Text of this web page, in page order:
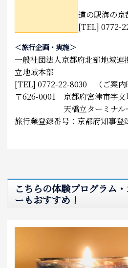
道の駅海の京
[TEL] 0772-
＜旅行企画・実施＞
一般社団法人京都府北部地域
立地域本部
[TEL] 0772-22-8030 （ご案内
〒626-0001 京都府宮津市字文
天橋立ターミナルセ
旅行業登録番号：京都府知事登
こちらの体験プログラム
ーもおすすめ！